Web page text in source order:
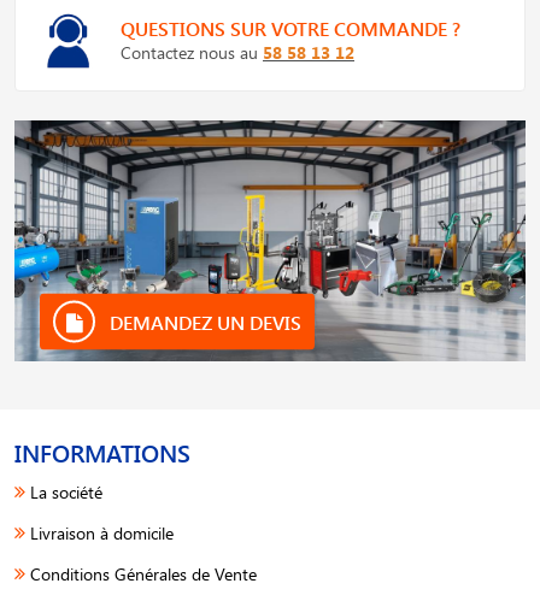
QUESTIONS SUR VOTRE COMMANDE ?
Contactez nous au 58 58 13 12
DEMANDEZ UN DEVIS
INFORMATIONS
La société
Livraison à domicile
Conditions Générales de Vente